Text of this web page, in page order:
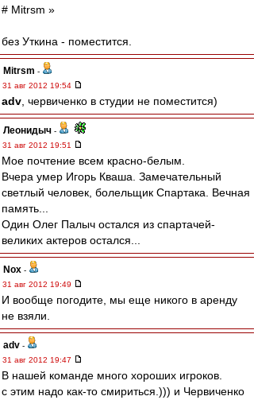
# Mitrsm »
без Уткина - поместится.
Mitrsm -
31 авг 2012 19:54
adv , червиченко в студии не поместится)
Леонидыч -
31 авг 2012 19:51
Мое почтение всем красно-белым.
Вчера умер Игорь Кваша. Замечательный
светлый человек, болельщик Спартака. Вечная
память...
Один Олег Палыч остался из спартачей-
великих актеров остался...
Nox -
31 авг 2012 19:49
И вообще погодите, мы еще никого в аренду
не взяли.
adv -
31 авг 2012 19:47
В нашей команде много хороших игроков.
с этим надо как-то смириться.))) и Червиченко